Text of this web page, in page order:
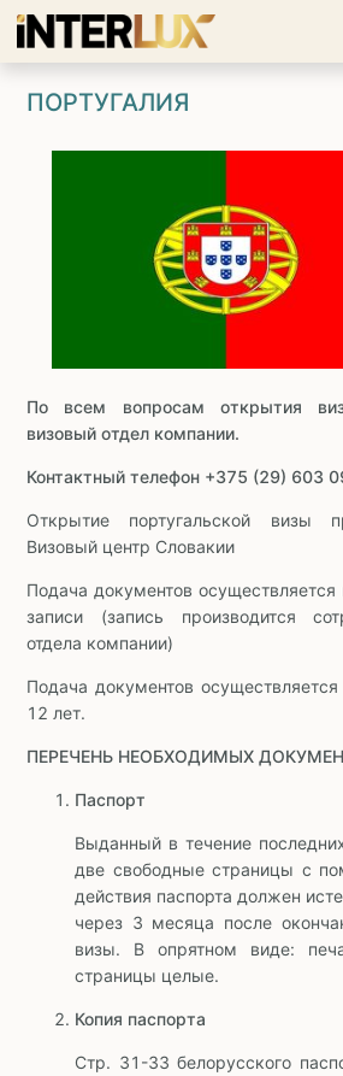
ПОРТУГАЛИЯ
По всем вопросам открытия
визовый отдел компании.
Контактный телефон +375 (29) 603
Открытие португальской визы
Визовый центр Словакии
Подача документов осуществляется
записи (запись производится
отдела компании)
Подача документов
12 лет.
ПЕРЕЧЕНЬ НЕОБХОДИМЫХ
Паспорт
Выданный в течение
две свободные страницы с
действия паспорта должен
через 3 месяца после
визы. В опрятном виде:
страницы целые.
Копия паспорта
Стр. 31-33 белорусского